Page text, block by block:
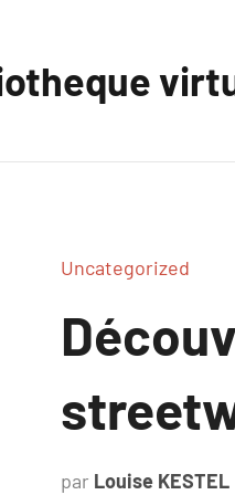
Uncategorized
par Louise KESTEL